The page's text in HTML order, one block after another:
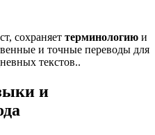
сохраняет терминологию и
и точные переводы для
текстов..
и